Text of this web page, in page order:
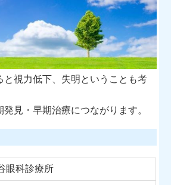
と視力低下、失明ということも考
見・早期治療につながります。
眼科診療所